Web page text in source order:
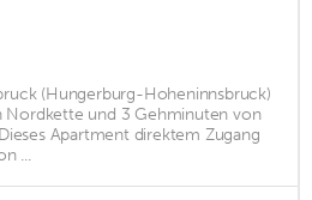
(Hungerburg-Hoheninnsbruck)
Nordkette und 3 Gehminuten von
Apartment direktem Zugang
...